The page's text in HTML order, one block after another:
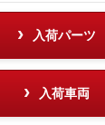
入荷パーツ
入荷車両